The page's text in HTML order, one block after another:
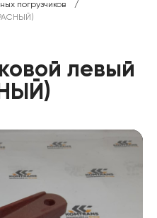
погрузчиков /
левый